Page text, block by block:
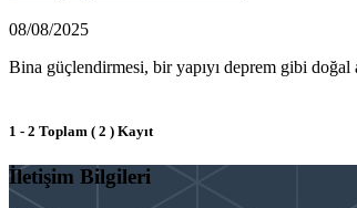
08/08/2025
Bina güçlendirmesi, bir yapıyı deprem gibi doğal
1 - 2 Toplam ( 2 ) Kayıt
İletişim Bilgileri